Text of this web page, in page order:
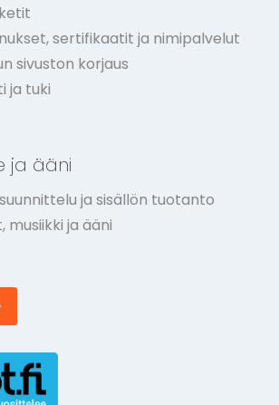
sertifikaatit ja nimipalvelut
sivuston korjaus
ja tuki
ja ääni
ja sisällön tuotanto
musiikki ja ääni